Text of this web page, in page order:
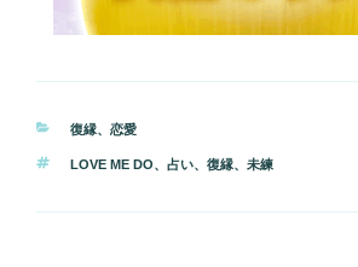
カ
ゴ
ー
復縁、 恋愛
タ
LOVE ME DO、 占い、 復縁、 未練